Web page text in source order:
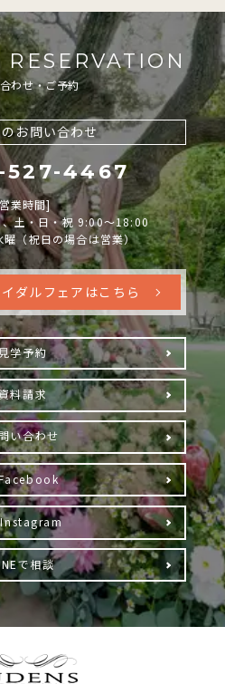
わせ・ご予約
お問い合わせ
527-4467
業時間]
土・日・祝 9:00～18:00
曜（祝日の場合は営業）
ダルフェアはこちら
学予約
料請求
い合わせ
Instagram
で相談